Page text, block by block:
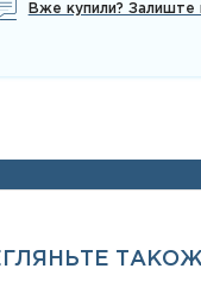
Вже купили? Залиште
ТАКОЖ